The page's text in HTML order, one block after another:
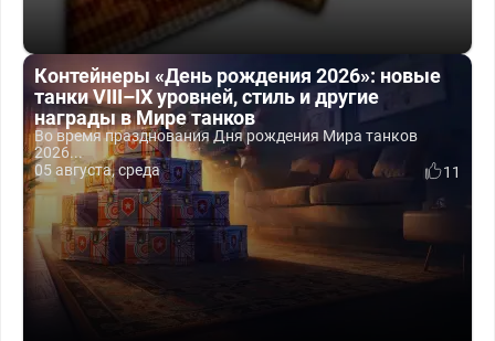
Контейнеры «День рождения 2026»: новые
танки VIII–IX уровней, стиль и другие
награды в Мире танков
Во время празднования Дня рождения Мира танков
2026...
05 августа, среда
11